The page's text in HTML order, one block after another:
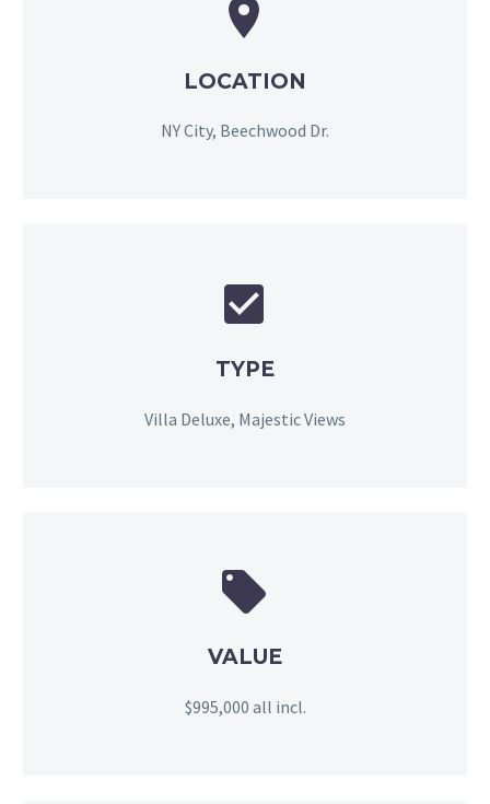


LOCATION
NY City, Beechwood Dr.


TYPE
Villa Deluxe, Majestic Views


VALUE
$995,000 all incl.